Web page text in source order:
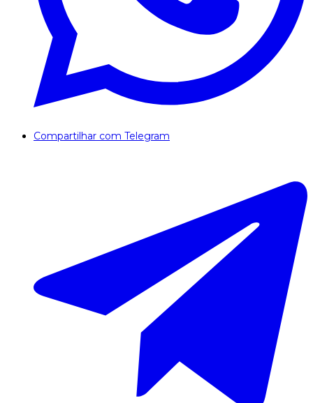
Compartilhar com Telegram